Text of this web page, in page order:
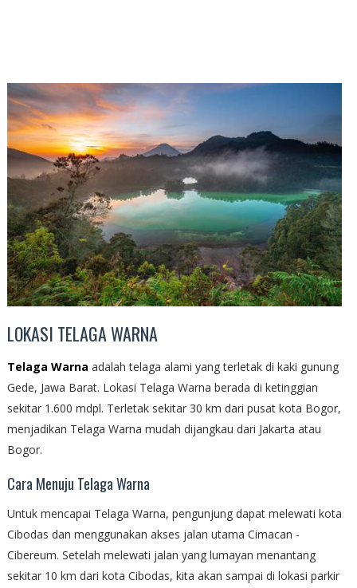
LOKASI TELAGA WARNA
Telaga Warna adalah telaga alami yang terletak di kaki gunung
Gede, Jawa Barat. Lokasi Telaga Warna berada di ketinggian
sekitar 1.600 mdpl. Terletak sekitar 30 km dari pusat kota Bogor,
menjadikan Telaga Warna mudah dijangkau dari Jakarta atau
Bogor.
Cara Menuju Telaga Warna
Untuk mencapai Telaga Warna, pengunjung dapat melewati kota
Cibodas dan menggunakan akses jalan utama Cimacan -
Cibereum. Setelah melewati jalan yang lumayan menantang
sekitar 10 km dari kota Cibodas, kita akan sampai di lokasi parkir